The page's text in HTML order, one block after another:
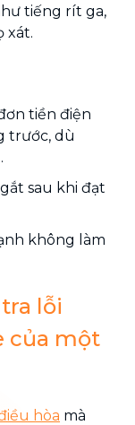
tiếng rít ga,
xát.
tiền điện
trước, dù
sau khi đạt
không làm
lỗi
của một
hòa mà